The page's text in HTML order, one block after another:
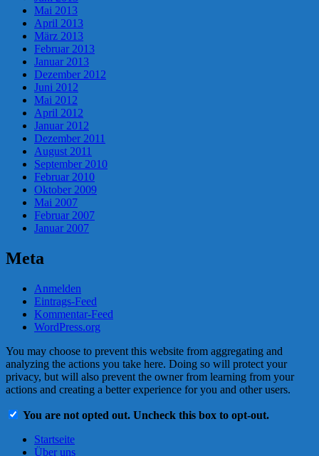
Mai 2013
April 2013
März 2013
Februar 2013
Januar 2013
Dezember 2012
Juni 2012
Mai 2012
April 2012
Januar 2012
Dezember 2011
August 2011
September 2010
Februar 2010
Oktober 2009
Mai 2007
Februar 2007
Januar 2007
Meta
Anmelden
Eintrags-Feed
Kommentar-Feed
WordPress.org
You may choose to prevent this website from aggregating and
analyzing the actions you take here. Doing so will protect your
privacy, but will also prevent the owner from learning from your
actions and creating a better experience for you and other users.
You are not opted out. Uncheck this box to opt-out.
Startseite
Über uns